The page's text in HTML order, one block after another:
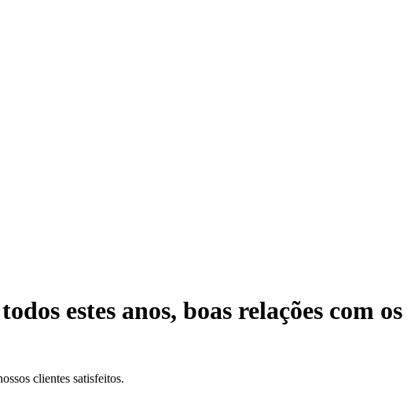
estes anos, boas relações com os
clientes satisfeitos.